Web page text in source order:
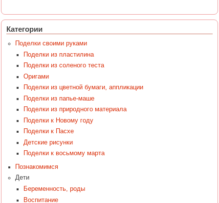
Категории
Поделки своими руками
Поделки из пластилина
Поделки из соленого теста
Оригами
Поделки из цветной бумаги, аппликации
Поделки из папье-маше
Поделки из природного материала
Поделки к Новому году
Поделки к Пасхе
Детские рисунки
Поделки к восьмому марта
Познакомимся
Дети
Беременность, роды
Воспитание